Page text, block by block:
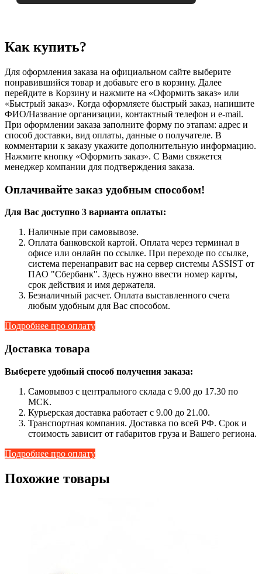
Как купить?
Для оформления заказа на официальном сайте выберите
понравившийся товар и добавьте его в корзину. Далее
перейдите в Корзину и нажмите на «Оформить заказ» или
«Быстрый заказ». Когда оформляете быстрый заказ, напишите
ФИО/Название организации, контактный телефон и e-mail.
При оформлении заказа заполните форму по этапам: адрес и
способ доставки, вид оплаты, данные о получателе. В
комментарии к заказу укажите дополнительную информацию.
Нажмите кнопку «Оформить заказ». С Вами свяжется
менеджер компании для подтверждения заказа.
Оплачивайте заказ удобным способом!
Для Вас доступно 3 варианта оплаты:
Наличные при самовывозе.
Оплата банковской картой. Оплата через терминал в
офисе или онлайн по ссылке. При переходе по ссылке,
система перенаправит вас на сервер системы ASSIST от
ПАО "Сбербанк". Здесь нужно ввести номер карты,
срок действия и имя держателя.
Безналичный расчет. Оплата выставленного счета
любым удобным для Вас способом.
Подробнее про оплату
Доставка товара
Выберете удобный способ получения заказа:
Самовывоз с центрального склада с 9.00 до 17.30 по
МСК.
Курьерская доставка работает с 9.00 до 21.00.
Транспортная компания. Доставка по всей РФ. Срок и
стоимость зависит от габаритов груза и Вашего региона.
Подробнее про оплату
Похожие товары